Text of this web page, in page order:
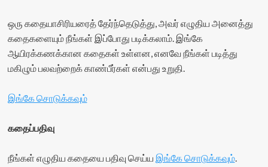
ஒரு கதையாசிரியரைத் தேர்ந்தெடுத்து, அவர் எழுதிய அனைத்து
கதைகளையும் நீங்கள் இப்போது படிக்கலாம். இங்கே
ஆயிரக்கணக்கான கதைகள் உள்ளன, எனவே நீங்கள் படித்து
மகிழும் பலவற்றைக் காண்பீர்கள் என்பது உறுதி.
இங்கே சொடுக்கவும்
கதைப்பதிவு
நீங்கள் எழுதிய கதையை பதிவு செய்ய இங்கே சொடுக்கவும்.